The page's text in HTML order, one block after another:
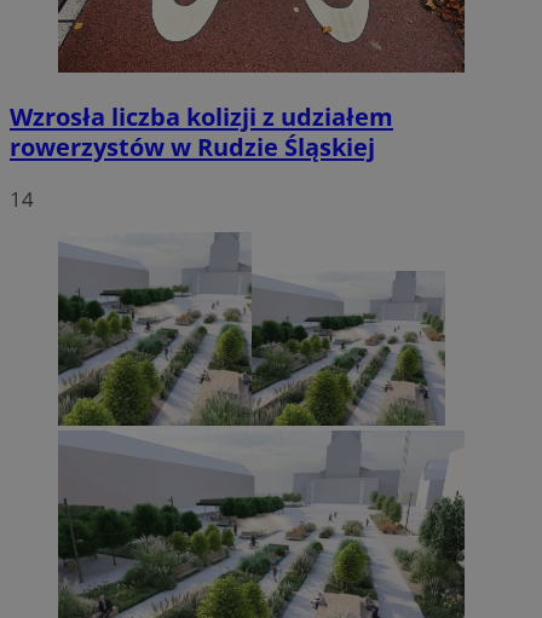
Wzrosła liczba kolizji z udziałem
rowerzystów w Rudzie Śląskiej
14